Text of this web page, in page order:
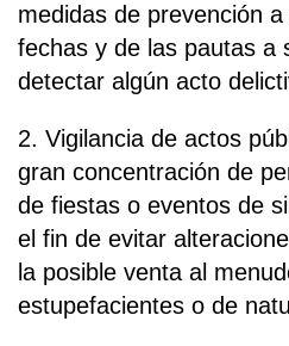
medidas de prevención
fechas y de las pautas a
detectar algún acto
2. Vigilancia de actos
gran concentración de
de fiestas o eventos de
el fin de evitar
la posible venta al
estupefacientes o de